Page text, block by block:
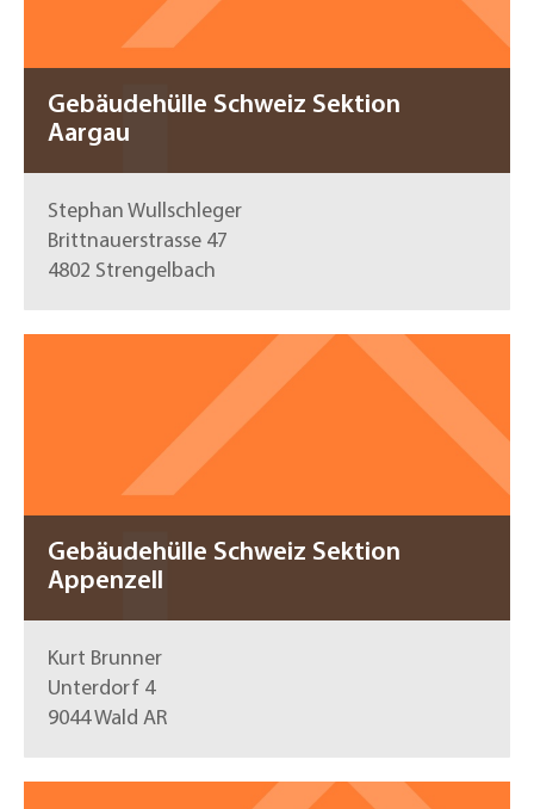
Gebäudehülle Schweiz Sektion
Aargau
Stephan Wullschleger
Brittnauerstrasse 47
4802 Strengelbach
Gebäudehülle Schweiz Sektion
Appenzell
Kurt Brunner
Unterdorf 4
9044 Wald AR